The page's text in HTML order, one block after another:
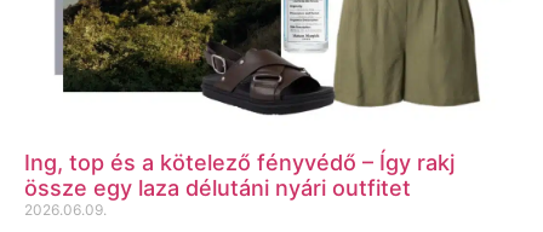
Ing, top és a kötelező fényvédő – Így rakj
össze egy laza délutáni nyári outfitet
2026.06.09.